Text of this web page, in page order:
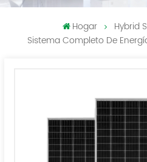
Hogar
Hybrid
Sistema Completo De